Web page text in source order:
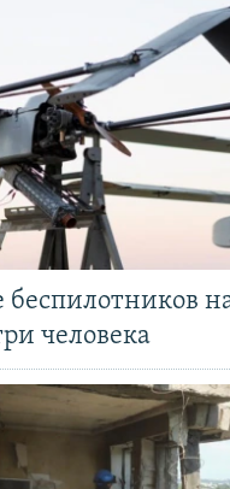
беспилотников
человека